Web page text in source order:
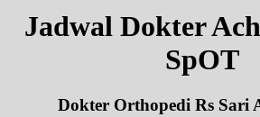
Jadwal Dokter
SpOT
Dokter Orthopedi Rs Sari